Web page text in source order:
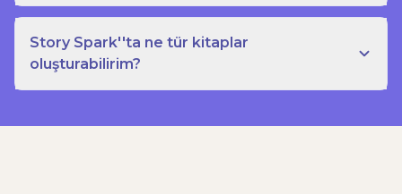
Story Spark''ta ne tür kitaplar
oluşturabilirim?